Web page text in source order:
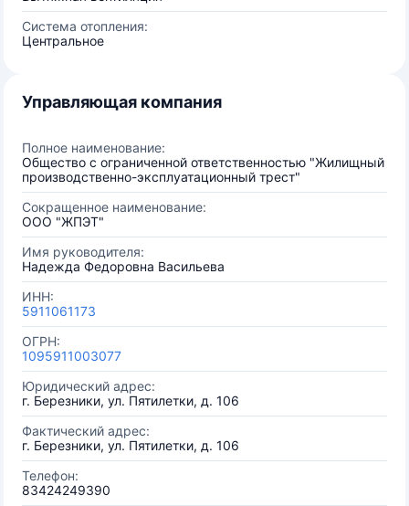
Система отопления:
Центральное
Управляющая компания
Полное наименование:
Общество с ограниченной ответственностью "Жилищный
производственно-эксплуатационный трест"
Сокращенное наименование:
ООО "ЖПЭТ"
Имя руководителя:
Надежда Федоровна Васильева
ИНН:
5911061173
ОГРН:
1095911003077
Юридический адрес:
г. Березники, ул. Пятилетки, д. 106
Фактический адрес:
г. Березники, ул. Пятилетки, д. 106
Телефон:
83424249390